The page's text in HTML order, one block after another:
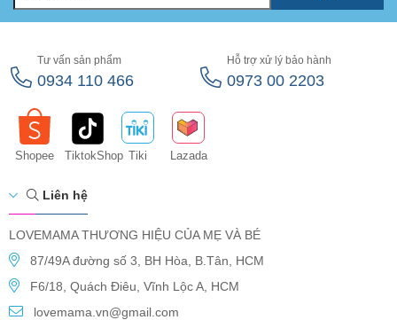
Tư vấn sản phẩm
0934 110 466
Hỗ trợ xử lý bảo hành
0973 00 2203
Shopee TiktokShop Tiki Lazada
Liên hệ
LOVEMAMA THƯƠNG HIỆU CỦA MẸ VÀ BÉ
87/49A đường số 3, BH Hòa, B.Tân, HCM
F6/18, Quách Điêu, Vĩnh Lộc A, HCM
lovemama.vn@gmail.com